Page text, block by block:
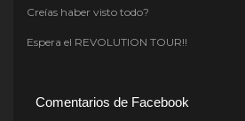
Creías haber visto todo?
Espera el REVOLUTION TOUR!!
Comentarios de Facebook